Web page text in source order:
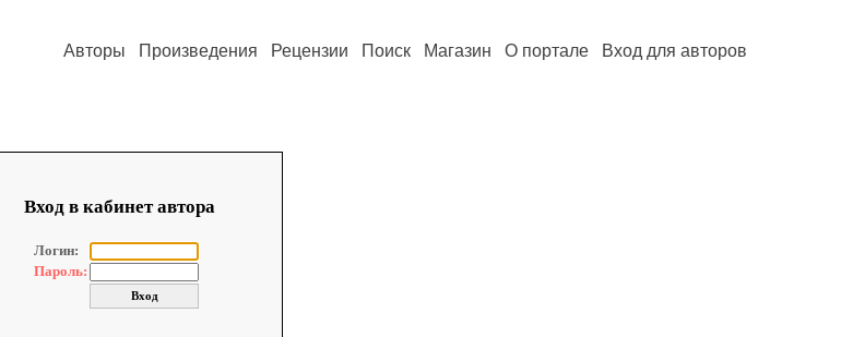
Авторы Произведения Рецензии Поиск Магазин О портале Вход для авторов
Вход в кабинет автора
Логин:
Пароль: